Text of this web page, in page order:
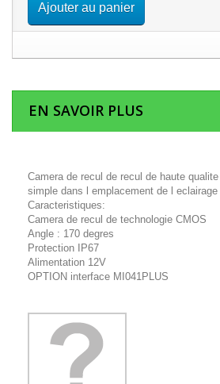
Ajouter au panier
EN SAVOIR PLUS
Camera de recul de recul de haute
simple dans l emplacement de l
Caracteristiques:
Camera de recul de technologie CMOS
Angle : 170 degres
Protection IP67
Alimentation 12V
OPTION interface MI041PLUS